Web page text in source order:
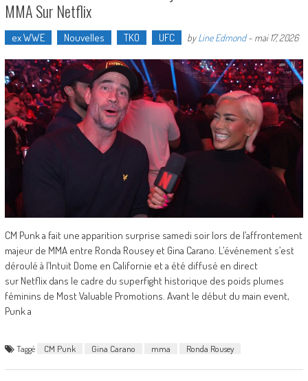
MMA Sur Netflix
ex WWE Nouvelles TKO UFC byLine Edmond- mai 17, 2026
CM Punk a fait une apparition surprise samedi soir lors de l’affrontement
majeur de MMA entre Ronda Rousey et Gina Carano. L’événement s’est
déroulé à l’Intuit Dome en Californie et a été diffusé en direct
sur Netflix dans le cadre du superfight historique des poids plumes
féminins de Most Valuable Promotions. Avant le début du main event,
Punk a
Taggé CM Punk Gina Carano mma Ronda Rousey